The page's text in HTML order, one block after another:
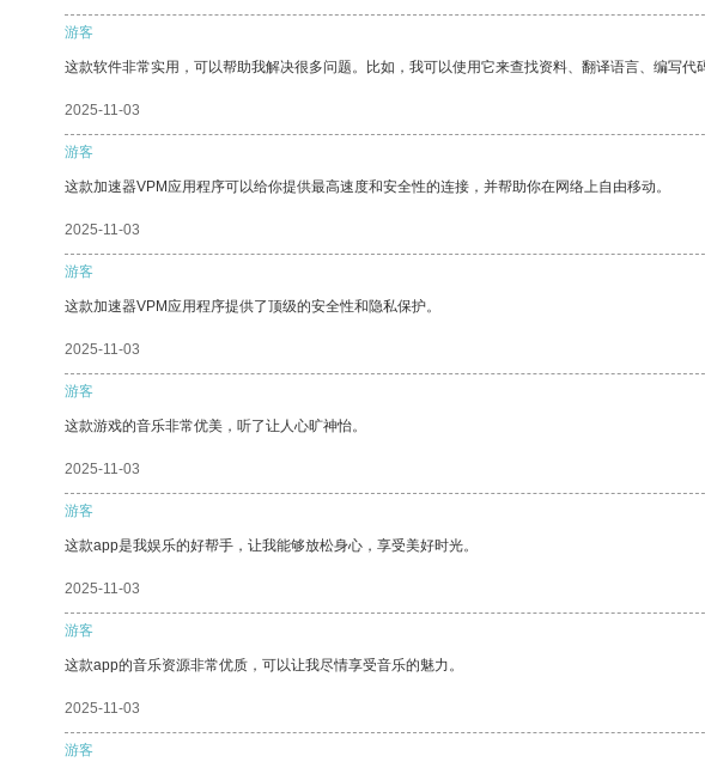
游客
这款软件非常实用，可以帮助我解决很多问题。比如，我可以使用它来查找资料、翻译语言、编写代
2025-11-03
游客
这款加速器VPM应用程序可以给你提供最高速度和安全性的连接，并帮助你在网络上自由移动。
2025-11-03
游客
这款加速器VPM应用程序提供了顶级的安全性和隐私保护。
2025-11-03
游客
这款游戏的音乐非常优美，听了让人心旷神怡。
2025-11-03
游客
这款app是我娱乐的好帮手，让我能够放松身心，享受美好时光。
2025-11-03
游客
这款app的音乐资源非常优质，可以让我尽情享受音乐的魅力。
2025-11-03
游客